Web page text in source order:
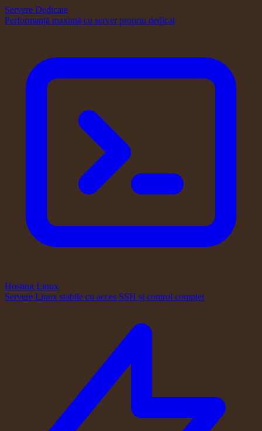
Servere Dedicate
Performanță maximă cu server propriu dedicat
Hosting Linux
Servere Linux stabile cu acces SSH și control complet